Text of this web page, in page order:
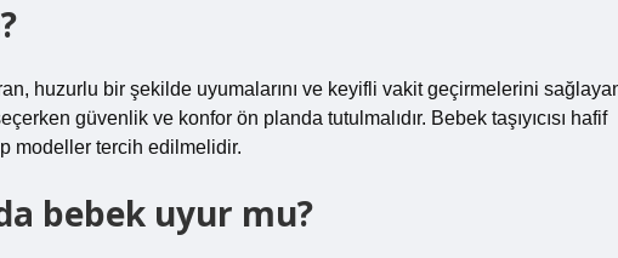
huzurlu bir şekilde uyumalarını ve keyifli vakit geçirmelerini
güvenlik ve konfor ön planda tutulmalıdır. Bebek taşıyıcısı hafif
modeller tercih edilmelidir.
bebek uyur mu?